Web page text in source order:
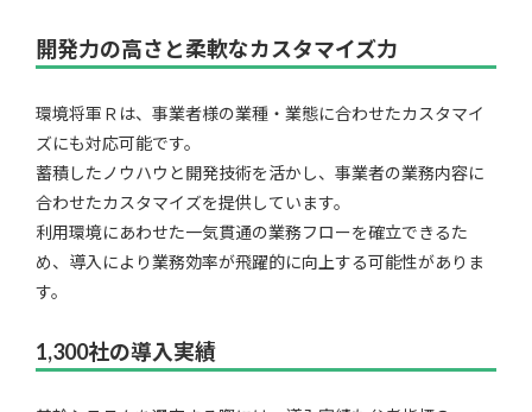
開発力の高さと柔軟なカスタマイズ力
環境将軍Ｒは、事業者様の業種・業態に合わせたカスタマイ
ズにも対応可能です。
蓄積したノウハウと開発技術を活かし、事業者の業務内容に
合わせたカスタマイズを提供しています。
利用環境にあわせた一気貫通の業務フローを確立できるた
め、導入により業務効率が飛躍的に向上する可能性がありま
す。
1,300社の導入実績